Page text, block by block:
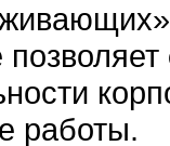
работы.